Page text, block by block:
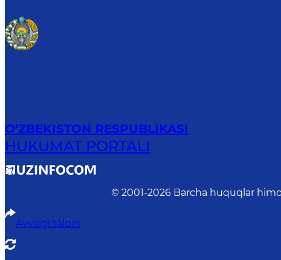
O‘ZBEKISTON RESPUBLIKASI
HUKUMAT PORTALI
© 2001-2026 Barcha huquqlar
Avvalgi talqin